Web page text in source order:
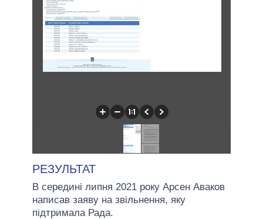
РЕЗУЛЬТАТ
В середині липня 2021 року Арсен Аваков
написав заяву на звільнення, яку
підтримала Рада.